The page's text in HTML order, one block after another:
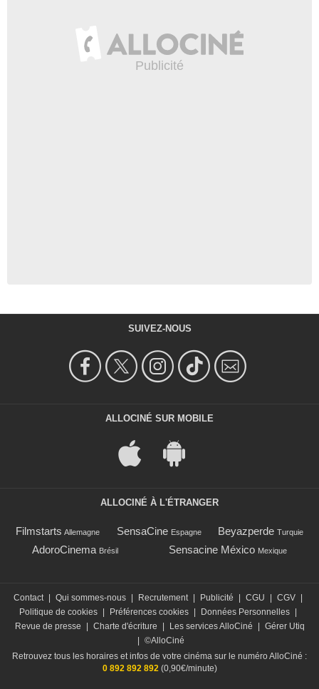
SUIVEZ-NOUS
ALLOCINÉ SUR MOBILE
ALLOCINÉ À L'ÉTRANGER
Filmstarts Allemagne SensaCine Espagne Beyazperde Turquie
AdoroCinema Brésil Sensacine México Mexique
Contact Qui sommes-nous Recrutement Publicité CGU CGV
Politique de cookies
Préférences cookies Données Personnelles
Revue de presse
Charte d'écriture Les services AlloCiné
Gérer Utiq
©AlloCiné
Retrouvez tous les horaires et infos de votre cinéma sur le numéro AlloCiné :
0 892 892 892(0,90€/minute)